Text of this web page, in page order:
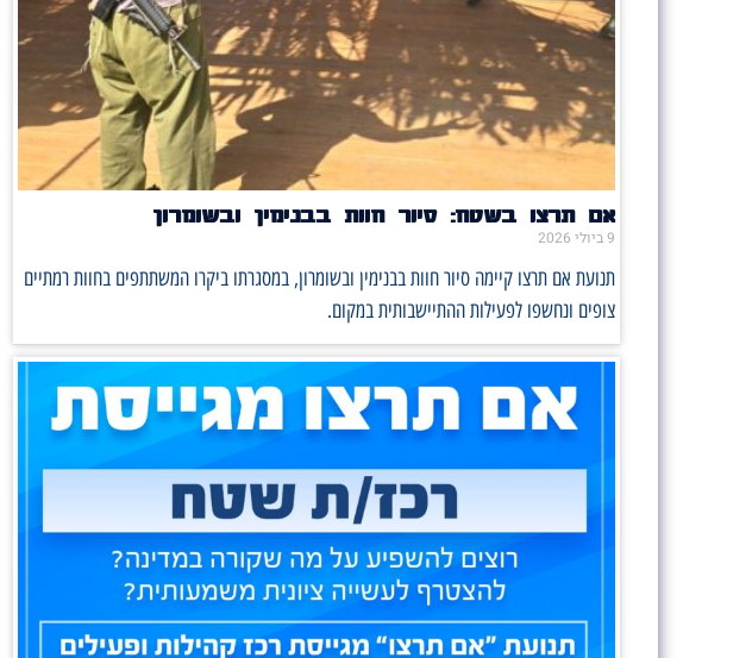
אם תרצו בשטח: סיור חוות בבנימין ובשומרון
9 ביולי 2026
תנועת אם תרצו קיימה סיור חוות בבנימין ובשומרון, במסגרתו ביקרו המשתתפים בחוות רמתיים
צופים ונחשפו לפעילות ההתיישבותית במקום.